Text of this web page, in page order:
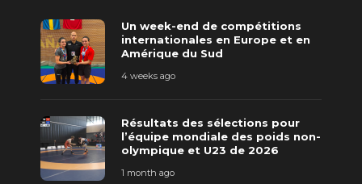
Un week-end de compétitions
internationales en Europe et en
Amérique du Sud
4 weeks ago
Résultats des sélections pour
l’équipe mondiale des poids non-
olympique et U23 de 2026
1 month ago